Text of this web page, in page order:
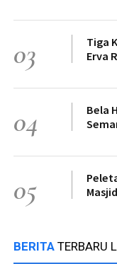
03
Tiga
Erva
04
Bela
05
BERITA TERBARU